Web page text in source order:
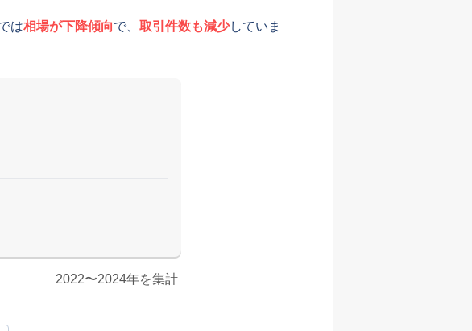
は相場が下降傾向で、 取引件数も減少していま
2022〜2024年を集計